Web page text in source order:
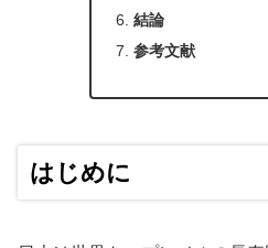
結論
参考文献
はじめに